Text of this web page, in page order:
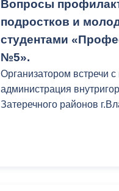
Вопросы
подростков и
студентами
№5».
Организатором встречи
администрация
Затеречного районов